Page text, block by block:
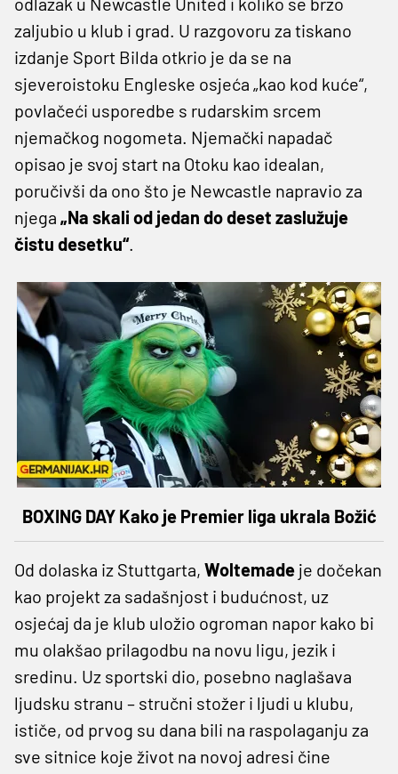
zaljubio u klub i grad. U razgovoru za tiskano
izdanje Sport Bilda otkrio je da se na
sjeveroistoku Engleske osjeća „kao kod kuće“,
povlačeći usporedbe s rudarskim srcem
njemačkog nogometa. Njemački napadač
opisao je svoj start na Otoku kao idealan,
poručivši da ono što je Newcastle napravio za
njega „Na skali od jedan do deset zaslužuje
čistu desetku“.
BOXING DAY Kako je Premier liga ukrala Božić
Od dolaska iz Stuttgarta, Woltemade je dočekan
kao projekt za sadašnjost i budućnost, uz
osjećaj da je klub uložio ogroman napor kako bi
mu olakšao prilagodbu na novu ligu, jezik i
sredinu. Uz sportski dio, posebno naglašava
ljudsku stranu – stručni stožer i ljudi u klubu,
ističe, od prvog su dana bili na raspolaganju za
sve sitnice koje život na novoj adresi čine